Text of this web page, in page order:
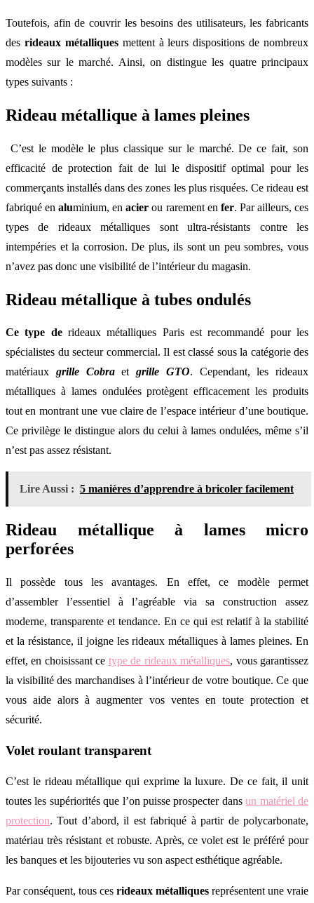
Toutefois, afin de couvrir les besoins des utilisateurs, les fabricants
des rideaux métalliques mettent à leurs dispositions de nombreux
modèles sur le marché. Ainsi, on distingue les quatre principaux
types suivants :
Rideau métallique à lames pleines
C’est le modèle le plus classique sur le marché. De ce fait, son
efficacité de protection fait de lui le dispositif optimal pour les
commerçants installés dans des zones les plus risquées. Ce rideau est
fabriqué enaluminium, enacier ou rarement en fer. Par ailleurs, ces
types de rideaux métalliques sont ultra-résistants contre les
intempéries et la corrosion. De plus, ils sont un peu sombres, vous
n’avez pas donc une visibilité de l’intérieur du magasin.
Rideau métallique à tubes ondulés
Ce type de rideaux métalliques Paris est recommandé pour les
spécialistes du secteur commercial. Il est classé sous la catégorie des
matériaux grille Cobraet grille GTO. Cependant, les rideaux
métalliques à lames ondulées protègent efficacement les produits
tout en montrant une vue claire de l’espace intérieur d’une boutique.
Ce privilège le distingue alors du celui à lames ondulées, même s’il
n’est pas assez résistant.
Lire Aussi : 5 manières d’apprendre à bricoler facilement
Rideau métallique à lames micro
perforées
Il possède tous les avantages. En effet, ce modèle permet
d’assembler l’essentiel à l’agréable via sa construction assez
moderne, transparente et tendance. En ce qui est relatif à la stabilité
et la résistance, il joigne les rideaux métalliques à lames pleines. En
effet, en choisissant ce type de rideaux métalliques, vous garantissez
la visibilité des marchandises à l’intérieur de votre boutique. Ce que
vous aide alors à augmenter vos ventes en toute protection et
sécurité.
Volet roulant transparent
C’est le rideau métallique qui exprime la luxure. De ce fait, il unit
toutes les supériorités que l’on puisse prospecter dansun matériel de
protection. Tout d’abord, il est fabriqué à partir de polycarbonate,
matériau très résistant et robuste. Après, ce volet est le préféré pour
les banques et les bijouteries vu son aspect esthétique agréable.
Par conséquent, tous ces rideaux métalliques représentent une vraie